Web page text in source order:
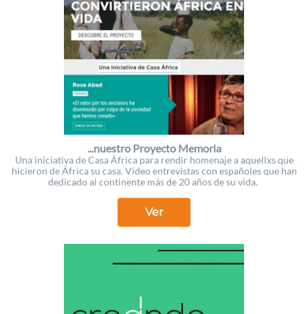
...nuestro Proyecto Memoria
Una iniciativa de Casa África para rendir homenaje a aquellxs que
hicieron de África su casa. Vídeo entrevistas con españoles que han
dedicado al continente más de 20 años de su vida.
Ver